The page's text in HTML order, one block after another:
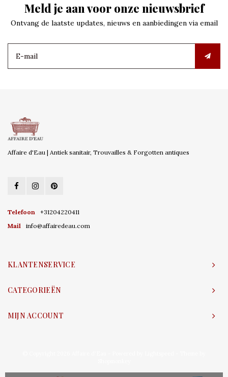
Meld je aan voor onze nieuwsbrief
Ontvang de laatste updates, nieuws en aanbiedingen via email
Affaire d'Eau | Antiek sanitair, Trouvailles & Forgotten antiques
Telefoon
+31204220411
Mail
info@affairedeau.com
KLANTENSERVICE
CATEGORIEËN
MIJN ACCOUNT